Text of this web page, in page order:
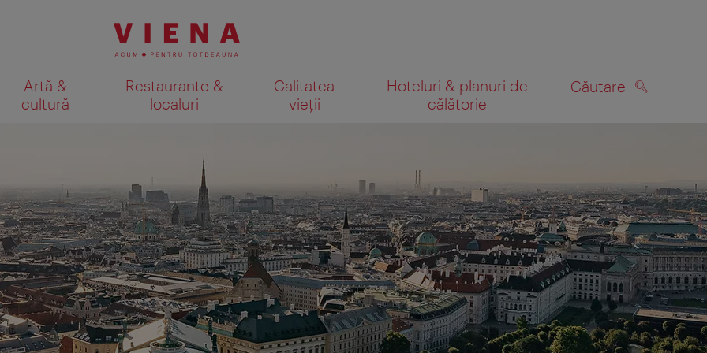
Artă &
cultură
Restaurante &
localuri
Calitatea
vieții
Hoteluri & planuri de
călătorie
Căutare